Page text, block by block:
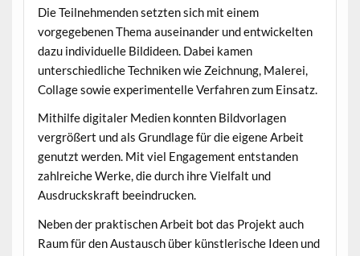
Die Teilnehmenden setzten sich mit einem
vorgegebenen Thema auseinander und entwickelten
dazu individuelle Bildideen. Dabei kamen
unterschiedliche Techniken wie Zeichnung, Malerei,
Collage sowie experimentelle Verfahren zum Einsatz.
Mithilfe digitaler Medien konnten Bildvorlagen
vergrößert und als Grundlage für die eigene Arbeit
genutzt werden. Mit viel Engagement entstanden
zahlreiche Werke, die durch ihre Vielfalt und
Ausdruckskraft beeindrucken.
Neben der praktischen Arbeit bot das Projekt auch
Raum für den Austausch über künstlerische Ideen und